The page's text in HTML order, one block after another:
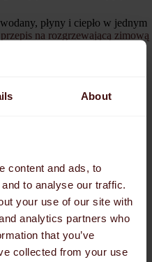
About
content and ads, to
to analyse our traffic.
your use of our site with
analytics partners who
that you’ve
collected from your use
płyny i ciepło w jednym
przepis na rozgrzewającą zimową
którą się opiekujesz przed
przeziębień, ponieważ